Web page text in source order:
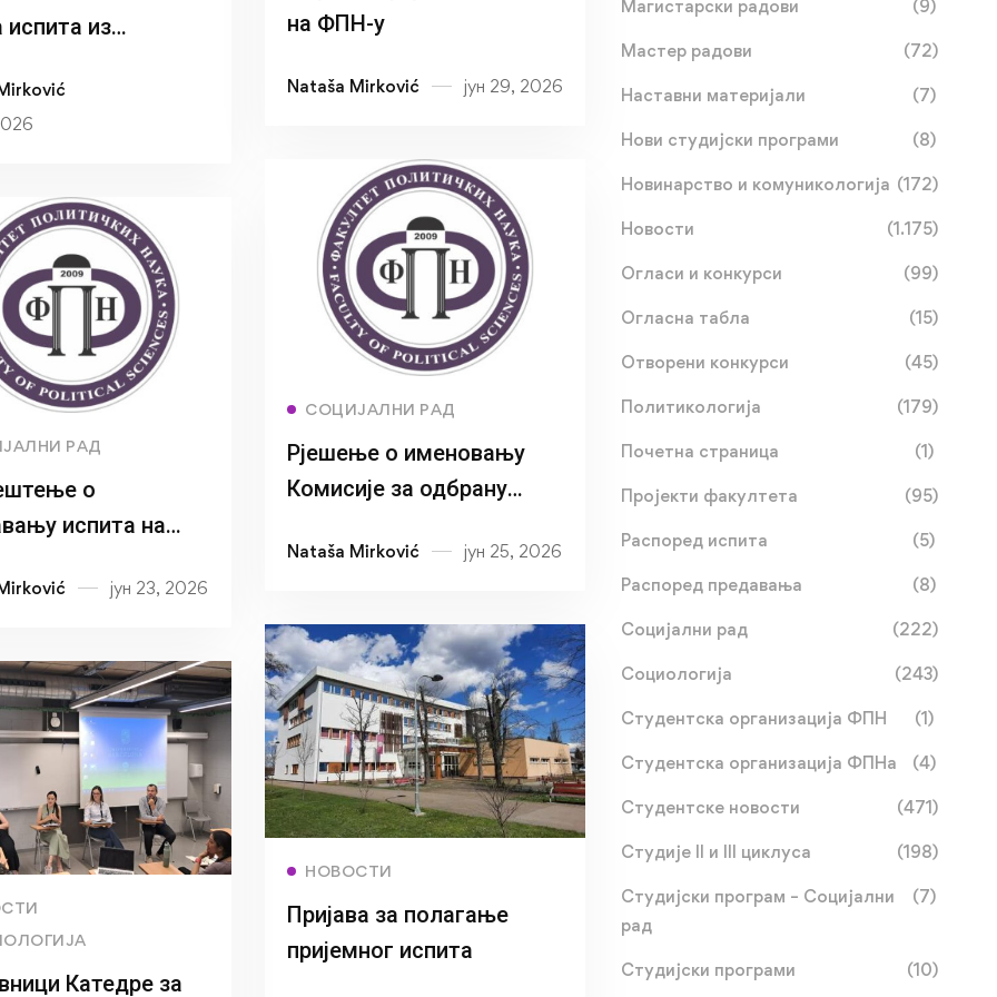
испита из
на ФПН-у
Nataša Mirković јун 29, 2026
СОЦИЈАЛНИ РАД
Рјешење о именовању
Комисије за одбрану
рада кандидаткиње
Nataša Mirković јун 25, 2026
РАД
о
испита на
рада 1јун 23, 2026
НОВОСТИ
Пријава за полагање
пријемног испита
Катедре за
Магистарски радови (9)
Мастер радови (72)
Наставни материјали (7)
Нови студијски програми (8)
Новинарство и комуникологија (172)
Новости (1.175)
Огласи и конкурси (99)
Огласна табла (15)
Отворени конкурси (45)
Политикологија (179)
Почетна страница (1)
Пројекти факултета (95)
Распоред испита (5)
Распоред предавања (8)
Социјални рад (222)
Социологија (243)
Студентска организација ФПН (1)
Студентска организација ФПНа (4)
Студентске новости (471)
Студије II и III циклуса (198)
Студијски програм – Социјални
рад
(7)
Студијски програми (10)